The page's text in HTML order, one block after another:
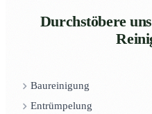
Durchstöbere
Baureinigung
Entrümpelung